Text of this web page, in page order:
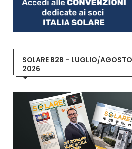
SOLARE B2B – LUGLIO/AGOSTO
2026